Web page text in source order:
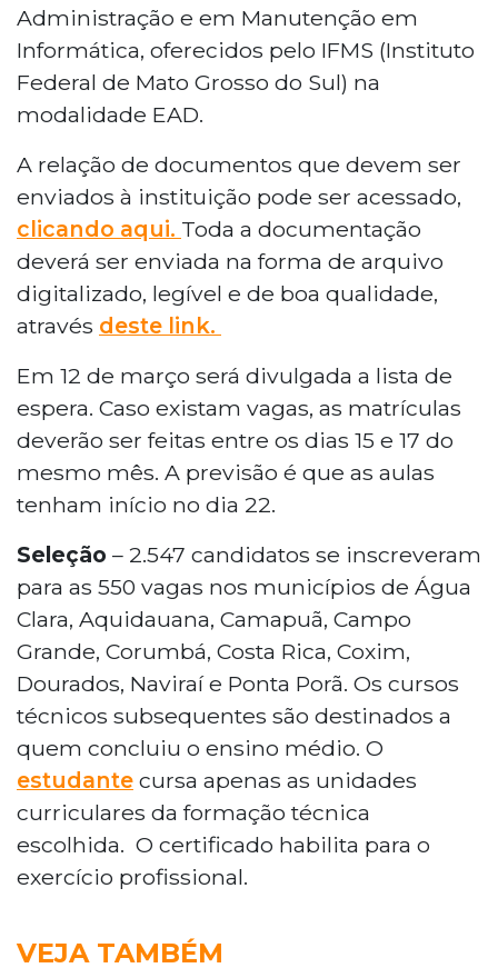
Administração e em Manutenção em
Informática, oferecidos pelo IFMS (Instituto
Federal de Mato Grosso do Sul) na
modalidade EAD.
A relação de documentos que devem ser
enviados à instituição pode ser acessado,
clicando aqui. Toda a documentação
deverá ser enviada na forma de arquivo
digitalizado, legível e de boa qualidade,
através deste link.
Em 12 de março será divulgada a lista de
espera. Caso existam vagas, as matrículas
deverão ser feitas entre os dias 15 e 17 do
mesmo mês. A previsão é que as aulas
tenham início no dia 22.
Seleção – 2.547 candidatos se inscreveram
para as 550 vagas nos municípios de Água
Clara, Aquidauana, Camapuã, Campo
Grande, Corumbá, Costa Rica, Coxim,
Dourados, Naviraí e Ponta Porã. Os cursos
técnicos subsequentes são destinados a
quem concluiu o ensino médio. O
estudante cursa apenas as unidades
curriculares da formação técnica
escolhida. O certificado habilita para o
exercício profissional.
VEJA TAMBÉM